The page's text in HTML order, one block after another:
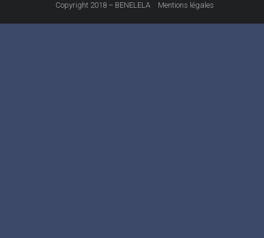
Copyright 2018 – BENELELA Mentions légales